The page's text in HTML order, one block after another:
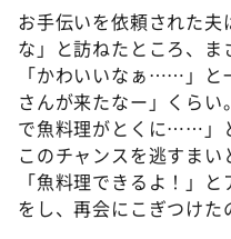
お手伝いを依頼された夫
な」と訪ねたところ、ま
「かわいいなぁ……」と
さんが来たなー」くら
で魚料理がとくに……」
このチャンスを逃すま
「魚料理できるよ！」
をし、再会にこぎつけた